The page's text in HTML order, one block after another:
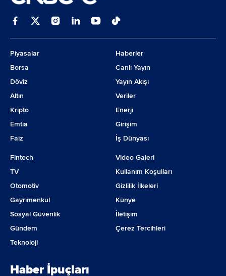
Piyasalar
Borsa
Döviz
Altın
Kripto
Emtia
Faiz
Haberler
Canlı Yayın
Yayın Akışı
Veriler
Enerji
Girişim
İş Dünyası
Fintech
TV
Otomotiv
Gayrimenkul
Sosyal Güvenlik
Gündem
Teknoloji
Video Galeri
Kullanım Koşulları
Gizlilik İlkeleri
Künye
İletişim
Çerez Tercihleri
Haber İpuçları